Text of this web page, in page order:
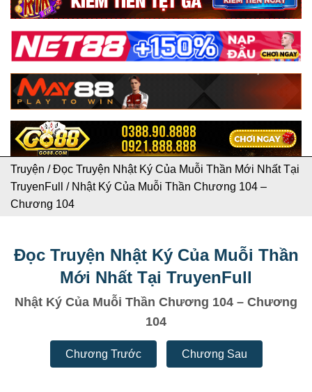
Truyện /Đọc Truyện Nhật Ký Của Muỗi Thần Mới Nhất Tại
TruyenFull
/ Nhật Ký Của Muỗi Thần Chương 104 –
Chương 104
Đọc Truyện Nhật Ký Của Muỗi Thần
Mới Nhất Tại TruyenFull
Nhật Ký Của Muỗi Thần Chương 104 – Chương
104
Chương Trước Chương Sau